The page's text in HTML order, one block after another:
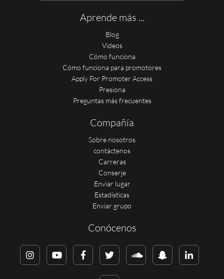
Aprende más ...
Blog
Videos
Cómo funciona
Cómo funciona para promotores
Apply For Promoter Access
Presiona
Preguntas más frecuentes
Compañía
Sobre nosotros
contáctenos
Carreras
Conserje
Enviar lugar
Estadísticas
Enviar grupo
Conócenos